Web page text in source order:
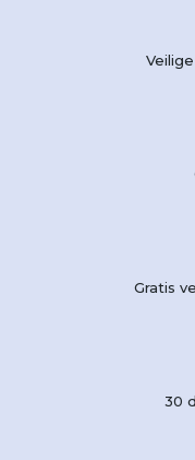
Gratis
30